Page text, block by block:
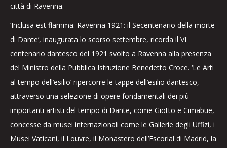
città di Ravenna.
‘Inclusa est flamma. Ravenna 1921: il Secentenario della morte
di Dante’, inaugurata lo scorso settembre, ricorda il VI
centenario dantesco del 1921 svolto a Ravenna alla presenza
del Ministro della Pubblica Istruzione Benedetto Croce. ‘Le Arti
al tempo dell’esilio’ ripercorre le tappe dell’esilio dantesco,
attraverso una selezione di opere fondamentali dei più
importanti artisti del tempo di Dante, come Giotto e Cimabue,
concesse da musei internazionali come le Gallerie degli Uffizi, i
Musei Vaticani, il Louvre, il Monastero dell’Escorial di Madrid, la